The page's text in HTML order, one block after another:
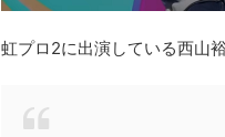
虹プロ2に出演している西山